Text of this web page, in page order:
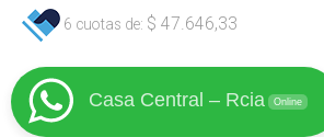
6 cuotas de: $ 47.646,33
Casa Central – Rcia Online